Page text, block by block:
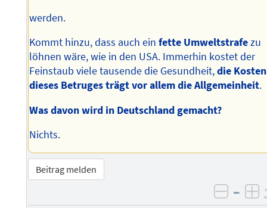
werden.
Kommt hinzu, dass auch einfette Umweltstrafezu
löhnen wäre, wie in den USA. Immerhin kostet der
Feinstaub viele tausende die Gesundheit,die Kosten
dieses Betruges trägt vor allem die Allgemeinheit.
Was davon wird in Deutschland gemacht?
Nichts.
Beitrag melden
–